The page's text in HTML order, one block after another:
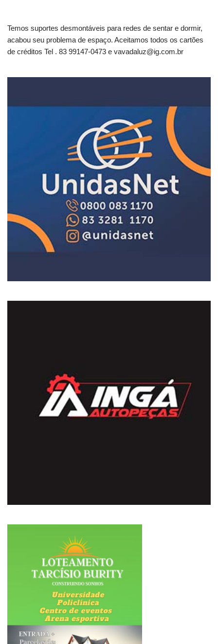
Temos suportes desmontáveis para redes de sentar e dormir,
acabou seu problema de espaço. Aceitamos todos os cartões
de créditos Tel . 83 99147-0473 e vavadaluz@ig.com.br